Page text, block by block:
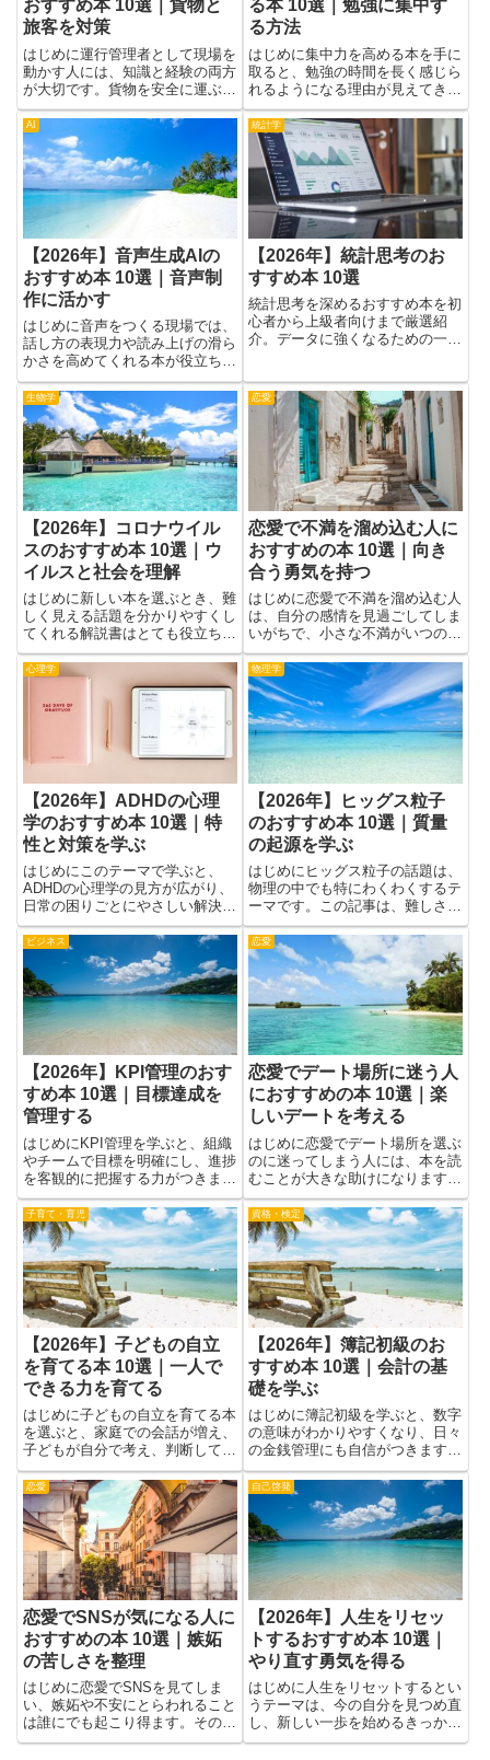
はじめに恋愛で急に不安になる人
にとって、気持ちが揺れる瞬間は
つらく生活の集中力や睡眠にも影
響します。本を通して心の仕組み
や感情の動きを知ると、不安のト
リガーを見つけやすくなり、対処
の選択肢が増えます。具体的な言
葉や事例に触れることで、自分
の...
を磨く
はじめにインテリアコーディネー
ターとして部屋を整えるには、セ
ンスだけでなく伝える力と基礎知
識が大切です。本を通して、色の
組み方や素材の合わせ方、光の使
い方といった基本をやさしく学べ
ば、クライアントの希望を形にす
るヒントがつかめます。また、
さ...
自己啓発
【2026年】人に振り回さ
れないおすすめ本 10選｜
ブレない自分を作る
はじめにこのテーマは、周りの人
の意見に流されず自分の考えを大
切にする力を育てます。学校や部
活、友だち関係でいろんな話が飛
び交う中で、迷わず自分の価値観
を見つけると、判断が早く正しく
なり、心が落ち着きます。人に振
り回されない生き方は、日常の
選...
スポーツ
【2026年】スポーツ栄養
学のおすすめ本 10選
スポーツ栄養学のおすすめ本を初
心者から指導者向けまで厳選紹
介。目的別に学べる一冊で栄養知
識とパフォーマンスを高めましょ
う。
資格・検定
【2026年】運行管理者の
おすすめ本 10選｜貨物と
旅客を対策
はじめに運行管理者として現場を
動かす人には、知識と経験の両方
が大切です。貨物を安全に運ぶた
めのルールや、旅客の乗車をスム
ーズにする工夫は、実務だけでは
身につかない部分もあります。本
を通じて考え方を広げたり、ケー
スごとの判断のヒントを手に入
【2026年】集中力を高め
る本 10選｜勉強に集中す
る方法
はじめに集中力を高める本を手に
取ると、勉強の時間を長く感じら
れるようになる理由が見えてきま
す。難しい実験や複雑な理論よ
り、日常のちょっとした工夫を丁
寧に紹介してくれるからです。読
み方は人それぞれですが、すぐに
実践できるヒントを拾える本は、
迷...
AI
【2026年】音声生成AIの
おすすめ本 10選｜音声制
作に活かす
はじめに音声をつくる現場では、
話し方の表現力や読み上げの滑ら
かさを高めてくれる本が役立ちま
す。音声生成AIのしくみを知る
と、音色や抑揚の作り方を理解し
やすくなり、日常の制作作業をス
ムーズに進められるようになりま
す。ポッドキャストの原稿読み
上...
統計学
【2026年】統計思考のお
すすめ本 10選
統計思考を深めるおすすめ本を初
心者から上級者向けまで厳選紹
介。データに強くなるための一冊
がきっと見つかります。
生物学
【2026年】コロナウイル
スのおすすめ本 10選｜ウ
イルスと社会を理解
はじめに新しい本を選ぶとき、難
しく見える話題を分かりやすくし
てくれる解説書はとても役立ちま
す。特にコロナウイルスの話題
は、科学のしくみだけでなく、学
校や職場、家庭の暮らし方にも影
響します。正しい情報を選ぶ力
は、日々のニュースを読み解く力
にも...
恋愛で不満を溜め込む人に
おすすめの本 10選｜向き
合う勇気を持つ
はじめに恋愛で不満を溜め込む人
は、自分の感情を見過ごしてしま
いがちで、小さな不満がいつの間
にか大きな溝になることがありま
す。本を読むことで、自分の気持
ちに気づく力が育ち、どう伝えれ
ば誤解を避けられるか、どのよう
に境界線を引けば心が安定する
か...
心理学
【2026年】ADHDの心理
学のおすすめ本 10選｜特
性と対策を学ぶ
はじめにこのテーマで学ぶと、
ADHDの心理学の見方が広がり、
日常の困りごとにやさしい解決の
道が見えてきます。特性を理解す
ることで、学習や仕事、家での過
ごし方が少し楽になり、無理をし
すぎずに進めるヒントが生まれま
す。周囲の人がどう感じ、どう
手...
物理学
【2026年】ヒッグス粒子
のおすすめ本 10選｜質量
の起源を学ぶ
はじめにヒッグス粒子の話題は、
物理の中でも特にわくわくするテ
ーマです。この記事は、難しさを
抑えつつ、ヒッグス粒子について
の本を選ぶときのヒントをつかめ
るように作りました。質量の起源
を知る手がかりとして、観察と実
験のつながりを感じられるエピ
ソ...
ビジネス
【2026年】KPI管理のおす
すめ本 10選｜目標達成を
管理する
はじめにKPI管理を学ぶと、組織
やチームで目標を明確にし、進捗
を客観的に把握する力がつきま
す。適切な指標を設定して定期的
に測ることで、どの施策が効果的
か、どこに課題があるかを早めに
見つけられます。目標達成を管理
恋愛
恋愛でデート場所に迷う人
におすすめの本 10選｜楽
しいデートを考える
はじめに恋愛でデート場所を選ぶ
のに迷ってしまう人には、本を読
むことが大きな助けになります。
本は単なるプラン集ではなく、相
手の気持ちを想像する力や雰囲気
作りの考え方、会話を自然に生む
工夫などを学べる教材です。デー
子育て・育児 資格・検定